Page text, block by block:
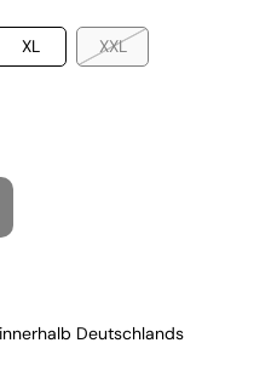
XL XXL
Deutschlands